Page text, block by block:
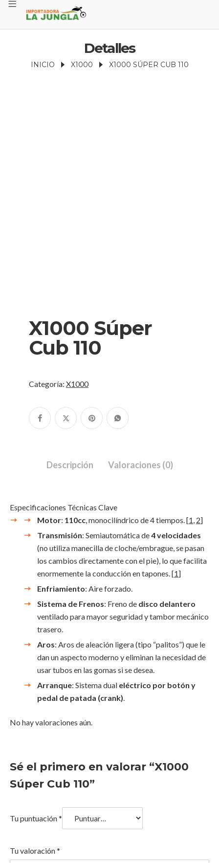
Detalles
INICIO X1000 X1000 SÚPER CUB 110
X1000 Súper
Cub 110
Categoría: X1000
Descripción Valoraciones (0)
Especificaciones Técnicas Clave
Motor: 110cc, monocilíndrico de 4 tiempos.[1, 2]
Transmisión: Semiautomática de4 velocidades
(no utiliza manecilla de cloche/embrague, se pasan
los cambios directamente con el pie), lo que facilita
enormemente la conducción en tapones.[1]
Enfriamiento: Aire forzado.
Sistema de Frenos: Freno de disco delantero
ventilado para mayor seguridad y tambor mecánico
trasero.
Aros: Aros de aleación ligera (tipo “palitos”) que le
dan un aspecto moderno y eliminan la necesidad de
usar tubos en las gomas si se desea.
Arranque: Sistema dual eléctrico por botón y
pedal de patada (crank).
No hay valoraciones aún.
Sé el primero en valorar “X1000
Súper Cub 110”
Tu puntuación*
Tu valoración*